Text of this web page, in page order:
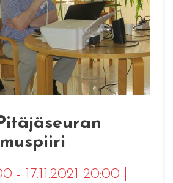
- 17.11.2021 20:00